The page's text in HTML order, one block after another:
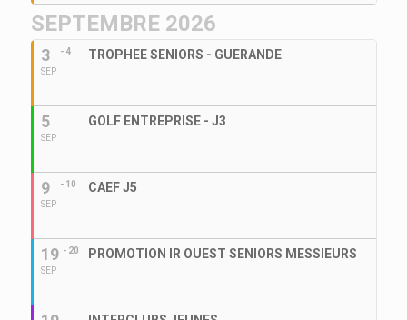
SEPTEMBRE 2026
3
SEP
- 4 TROPHEE SENIORS - GUERANDE
5
SEP
GOLF ENTREPRISE - J3
9
SEP
- 10 CAEF J5
19
SEP
- 20 PROMOTION IR OUEST SENIORS MESSIEURS